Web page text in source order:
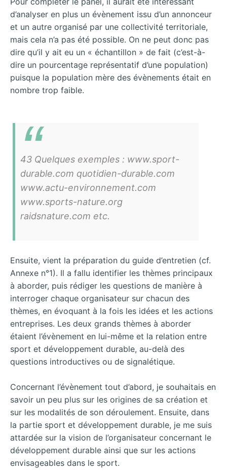
d’analyser en plus un évènement issu d’un annonceur
et un autre organisé par une collectivité territoriale,
mais cela n’a pas été possible. On ne peut donc pas
dire qu’il y ait eu un « échantillon » de fait (c’est-à-
dire un pourcentage représentatif d’une population)
puisque la population mère des évènements était en
nombre trop faible.
43 Quelques exemples : www.sport-
durable.com quotidien-durable.com
www.actu-environnement.com
www.sports-nature.org
raidsnature.com etc.
Ensuite, vient la préparation du guide d’entretien (cf.
Annexe n°1). Il a fallu identifier les thèmes principaux
à aborder, puis rédiger les questions de manière à
interroger chaque organisateur sur chacun des
thèmes, en évoquant à la fois les idées et les actions
entreprises. Les deux grands thèmes à aborder
étaient l’évènement en lui-même et la relation entre
sport et développement durable, au-delà des
questions introductives ou de signalétique.
Concernant l’évènement tout d’abord, je souhaitais en
savoir un peu plus sur les origines de sa création et
sur les modalités de son déroulement. Ensuite, dans
la partie sport et développement durable, je me suis
attardée sur la vision de l’organisateur concernant le
développement durable ainsi que sur les actions
envisageables dans le sport.